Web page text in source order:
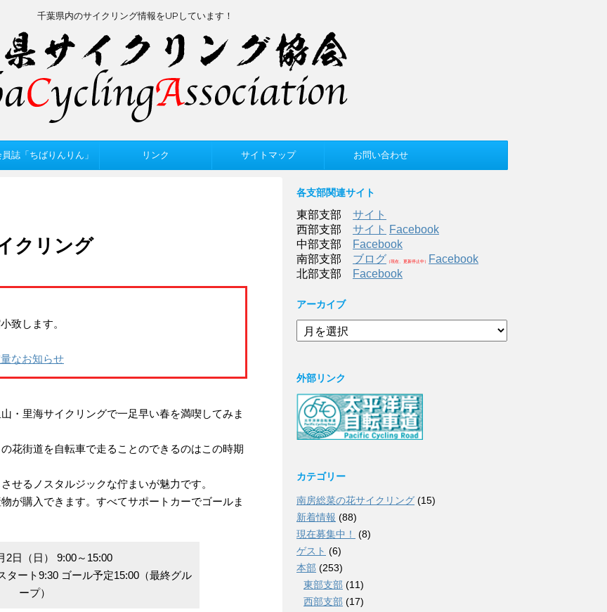
千葉県内のサイクリング情報をUPしています！
員誌「ちばりんりん」 リンク サイトマップ お問い合わせ
クリング
致します。
なお知らせ
・里海サイクリングで一足早い春を満喫してみま
花街道を自転車で走ることのできるのはこの時期
せるノスタルジックな佇まいが魅力です。
が購入できます。すべてサポートカーでゴールま
2日（日） 9:00～15:00
タート9:30 ゴール予定15:00（最終グル
ープ）
各支部関連サイト
東部支部 サイト
西部支部 サイト Facebook
中部支部
Facebook
南部支部 ブログ （現在、更新停止中）
Facebook
北部支部
Facebook
アーカイブ
ア
ー
ブ
外部リンク
カテゴリー
南房総菜の花サイクリング (15)
新着情報 (88)
現在募集中！
(8)
ゲスト (6)
本部 (253)
東部支部 (11)
西部支部 (17)